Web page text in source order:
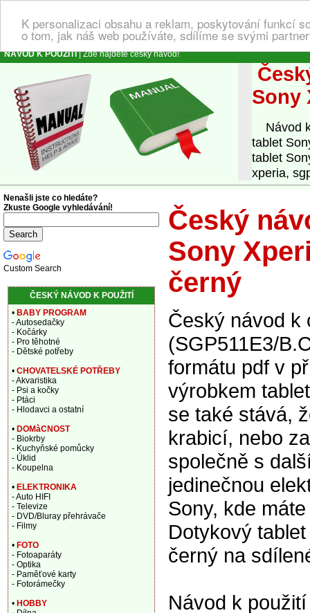
K personalizaci obsahu a reklam, poskytování funkcí
o tom, jak náš web používáte, sdílíme se svými
NÁVOD K POUŽITÍ| Zde najdete český návod!
Sony
Návod k
tablet
tablet
xperia,
Český
Sony
černý
Český návod k
(SGP511E3/
formátu pdf v
výrobkem
se také stává,
krabicí, nebo
společně s
jedinečnou
Sony, kde
Dotykový
černý na
Návod k
Nenašli jste co hledáte?
Zkuste Google vyhledávání!
Custom Search
ČESKÝ NÁVOD K POUŽITÍ
• BABY PROGRAM
- Autosedačky
- Kočárky
- Pro těhotné
- Dětské potřeby
• CHOVATELSKÉ POTŘEBY
- Akvaristika
- Psi a kočky
- Ptáci
- Hlodavci a ostatní
• DOMàCNOST
- Biokrby
- Kuchyňské pomůcky
- Úklid
- Koupelna
• ELEKTRONIKA
- Auto HIFI
- Televize
- DVD/Bluray přehrávače
- Filmy
• FOTO
- Fotoaparáty
- Optika
- Paměťové karty
- Fotorámečky
• HOBBY